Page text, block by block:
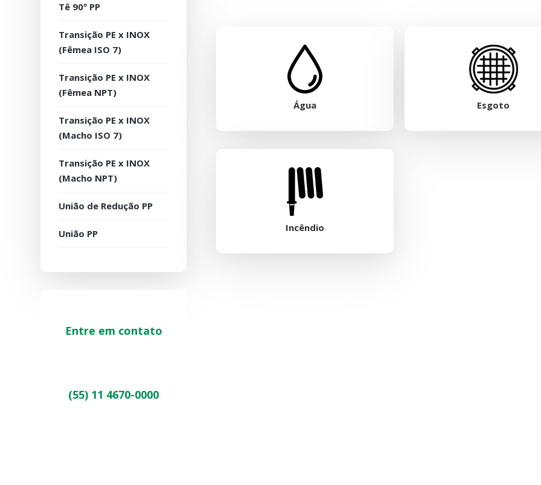
Tê 90º PP
Transição PE x INOX
(Fêmea ISO 7)
Transição PE x INOX
(Fêmea NPT)
Transição PE x INOX
(Macho ISO 7)
Transição PE x INOX
(Macho NPT)
União de Redução PP
União PP
Entre em contato
(55) 11 4670-0000
Água Esgoto
Incêndio